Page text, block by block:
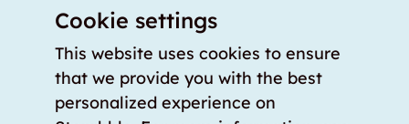
Press coverage
How to calculate the size of a storage room?
How much does a storage room cost?
Cookie settings
This website uses cookies to ensure
that we provide you with the best
personalized experience on